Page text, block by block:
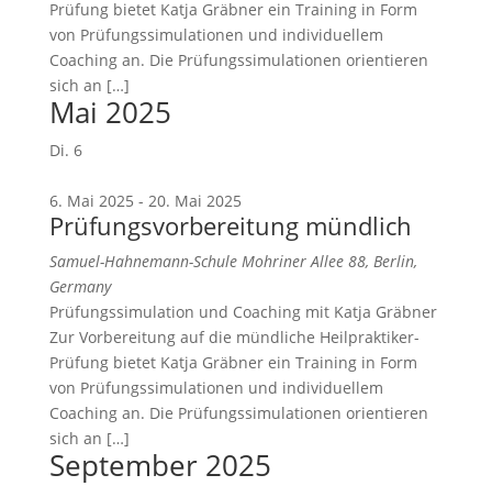
Prüfung bietet Katja Gräbner ein Training in Form
von Prüfungssimulationen und individuellem
Coaching an. Die Prüfungssimulationen orientieren
sich an […]
Mai 2025
Di. 6
6. Mai 2025 - 20. Mai 2025
Prüfungsvorbereitung mündlich
Samuel-Hahnemann-Schule Mohriner Allee 88, Berlin,
Germany
Prüfungssimulation und Coaching mit Katja Gräbner
Zur Vorbereitung auf die mündliche Heilpraktiker-
Prüfung bietet Katja Gräbner ein Training in Form
von Prüfungssimulationen und individuellem
Coaching an. Die Prüfungssimulationen orientieren
sich an […]
September 2025